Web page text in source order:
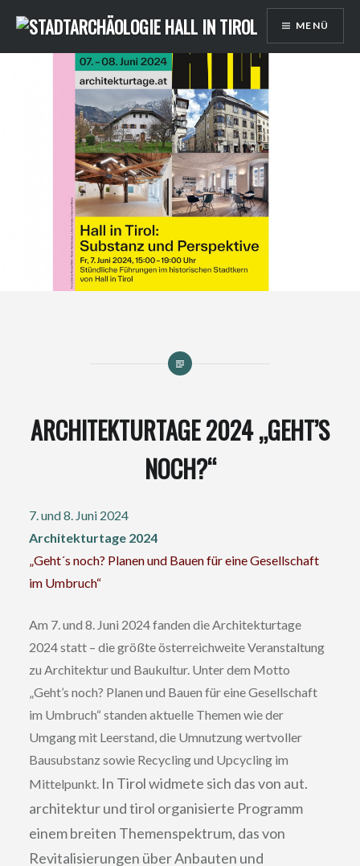
zum
Inhalt
MENÜ
ARCHITEKTURTAGE 2024 „GEHT’S
NOCH?“
7. und 8. Juni 2024
Architekturtage 2024
„Geht´s noch? Planen und Bauen für eine Gesellschaft
im Umbruch“
Am 7. und 8. Juni 2024 fanden die Architekturtage
2024 statt – die größte österreichweite Veranstaltung
zu Architektur und Baukultur. Unter dem Motto
„Geht’s noch? Planen und Bauen für eine Gesellschaft
im Umbruch“ standen aktuelle Themen wie der
Umgang mit Leerstand, die Umnutzung wertvoller
Bausubstanz sowie Recycling und Upcycling im
Mittelpunkt. In Tirol widmete sich das von aut.
architektur und tirol organisierte Programm
einem breiten Themenspektrum, das von
Revitalisierungen über Anbauten und